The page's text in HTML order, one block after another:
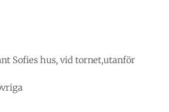
Sofies hus, vid tornet,utanför